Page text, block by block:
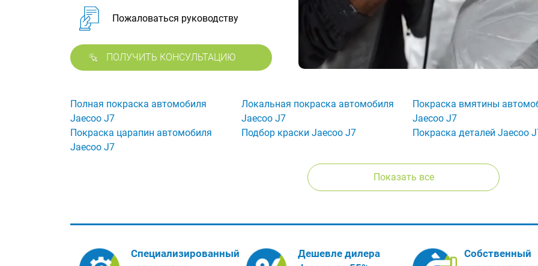
Пожаловаться руководству
ПОЛУЧИТЬ КОНСУЛЬТАЦИЮ
Полная покраска автомобиля
Jaecoo J7
Локальная покраска автомобиля
Jaecoo J7
Покраска вмятины
Jaecoo J7
Покраска царапин автомобиля
Jaecoo J7
Подбор краски Jaecoo J7 Покраска деталей Jaecoo
Показать все
Специализированный
Дешевле дилера
Собственный